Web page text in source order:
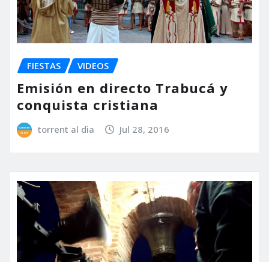
FIESTAS VIDEOS
Emisión en directo Trabucá y
conquista cristiana
torrent al dia Jul 28, 2016